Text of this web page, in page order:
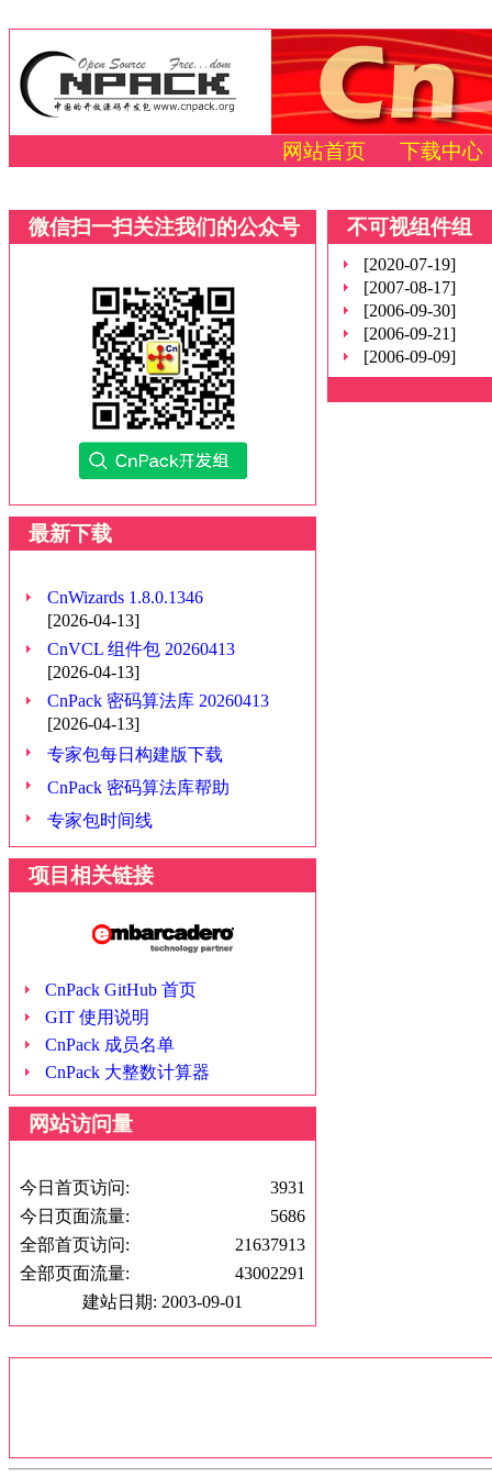
网站首页 下载中心
微信扫一扫关注我们的公众号
最新下载
CnWizards 1.8.0.1346
[2026-04-13]
CnVCL 组件包 20260413
[2026-04-13]
CnPack 密码算法库 20260413
[2026-04-13]
专家包每日构建版下载
CnPack 密码算法库帮助
专家包时间线
项目相关链接
CnPack GitHub 首页
GIT 使用说明
CnPack 成员名单
CnPack 大整数计算器
网站访问量
今日首页访问:
3931
今日页面流量:
5686
全部首页访问:
21637913
全部页面流量:
43002291
建站日期: 2003-09-01
不可视组件组
[2020-07-19]
[2007-08-17]
[2006-09-30]
[2006-09-21]
[2006-09-09]